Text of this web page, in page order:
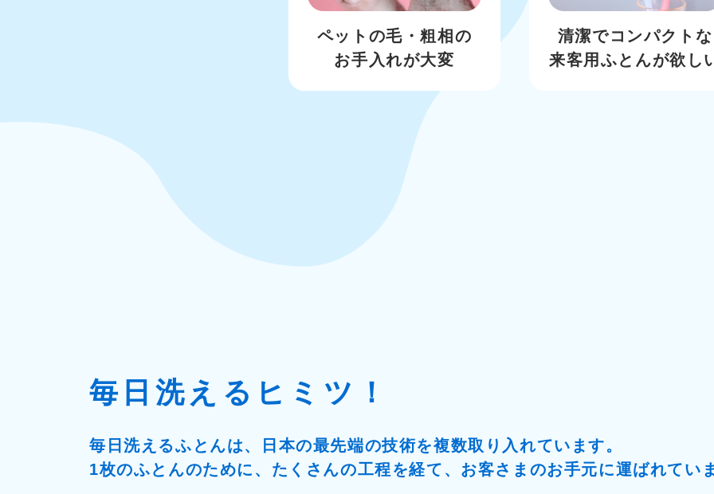
ペットの毛・粗相の
お手入れが大変
清潔でコンパクトな
来客用ふとんが欲し
毎日洗えるヒミツ！
毎日洗えるふとんは、日本の最先端の技術を複数取り入れています。
1枚のふとんのために、たくさんの工程を経て、お客さまのお手元に運ばれてい